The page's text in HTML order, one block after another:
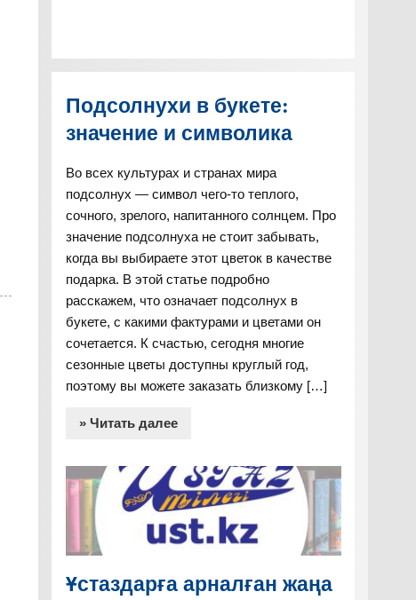
Подсолнухи в букете:
значение и символика
Во всех культурах и странах мира
подсолнух — символ чего-то теплого,
сочного, зрелого, напитанного солнцем. Про
значение подсолнуха не стоит забывать,
когда вы выбираете этот цветок в качестве
подарка. В этой статье подробно
расскажем, что означает подсолнух в
букете, с какими фактурами и цветами он
сочетается. К счастью, сегодня многие
сезонные цветы доступны круглый год,
поэтому вы можете заказать близкому […]
» Читать далее
Ұстаздарға арналған жаңа